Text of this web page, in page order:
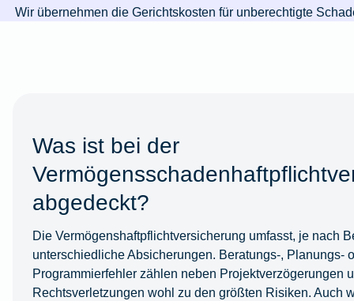
Wir übernehmen die Gerichtskosten für unberechtigte
Was ist bei der
abgedeckt?
Die Vermögenshaftpflichtversicherung umfasst, je nach
unterschiedliche Absicherungen. Beratungs-, Planungs-
Programmierfehler zählen neben Projektverzögerungen
Rechtsverletzungen wohl zu den größten Risiken. Auch